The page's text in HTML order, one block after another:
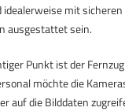
mit sicheren
ausgestattet sein.
Punkt ist der
möchte die
auf die Bilddaten